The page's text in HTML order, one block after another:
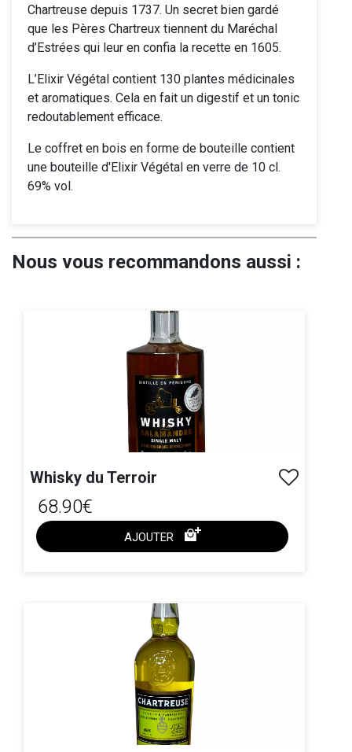
Chartreuse depuis 1737. Un secret bien gardé
que les Pères Chartreux tiennent du Maréchal
d’Estrées qui leur en confia la recette en 1605.
L’Elixir Végétal contient 130 plantes médicinales
et aromatiques. Cela en fait un digestif et un tonic
redoutablement efficace.
Le coffret en bois en forme de bouteille contient
une bouteille d'Elixir Végétal en verre de 10 cl.
69% vol.
Nous vous recommandons aussi :
Whisky du Terroir
68.90€
AJOUTER
ACHAT EXPRESS